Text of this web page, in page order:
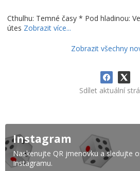
Cthulhu: Temné časy * Pod hladinou:
útes Zobrazit více...
Zobrazit všechny
Sdílet aktuální
Instagram
Naskenujte QR jmenovku a sledujte
Instagramu.